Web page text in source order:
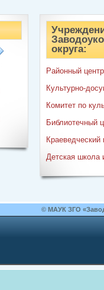
округа:
Районный
Культурно-
Комитет по
Библиотечный
Краеведческий
Детская школа
© МАУК ЗГО